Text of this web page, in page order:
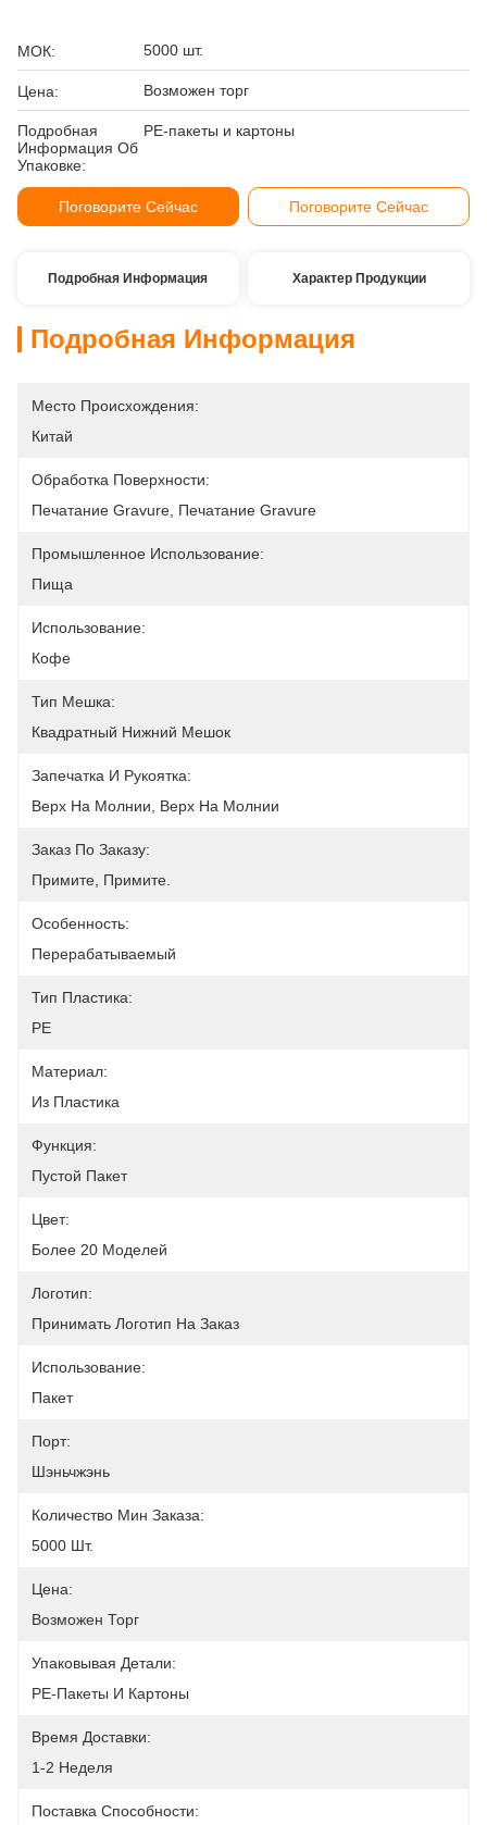
МОК: 5000 шт.
Цена: Возможен торг
Подробная
Информация Об
Упаковке:
PE-пакеты и картоны
Поговорите Сейчас Поговорите Сейчас
Подробная Информация Характер Продукции
Подробная Информация
Место Происхождения:
Китай
Обработка Поверхности:
Печатание Gravure, Печатание Gravure
Промышленное Использование:
Пища
Использование:
Кофе
Тип Мешка:
Квадратный Нижний Мешок
Запечатка И Рукоятка:
Верх На Молнии, Верх На Молнии
Заказ По Заказу:
Примите, Примите.
Особенность:
Перерабатываемый
Тип Пластика:
PE
Материал:
Из Пластика
Функция:
Пустой Пакет
Цвет:
Более 20 Моделей
Логотип:
Принимать Логотип На Заказ
Использование:
Пакет
Порт:
Шэньчжэнь
Количество Мин Заказа:
5000 Шт.
Цена:
Возможен Торг
Упаковывая Детали:
PE-Пакеты И Картоны
Время Доставки:
1-2 Неделя
Поставка Способности: